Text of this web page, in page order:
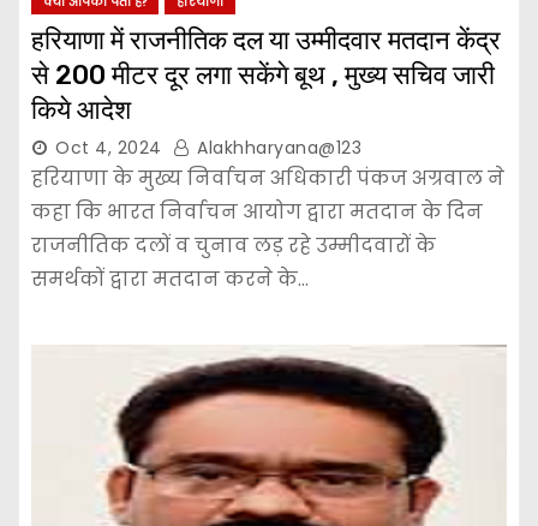
हरियाणा में राजनीतिक दल या उम्मीदवार मतदान केंद्र
से 200 मीटर दूर लगा सकेंगे बूथ , मुख्य सचिव जारी
किये आदेश
Oct 4, 2024 Alakhharyana@123
हरियाणा के मुख्य निर्वाचन अधिकारी पंकज अग्रवाल ने
कहा कि भारत निर्वाचन आयोग द्वारा मतदान के दिन
राजनीतिक दलों व चुनाव लड़ रहे उम्मीदवारों के
समर्थकों द्वारा मतदान करने के…